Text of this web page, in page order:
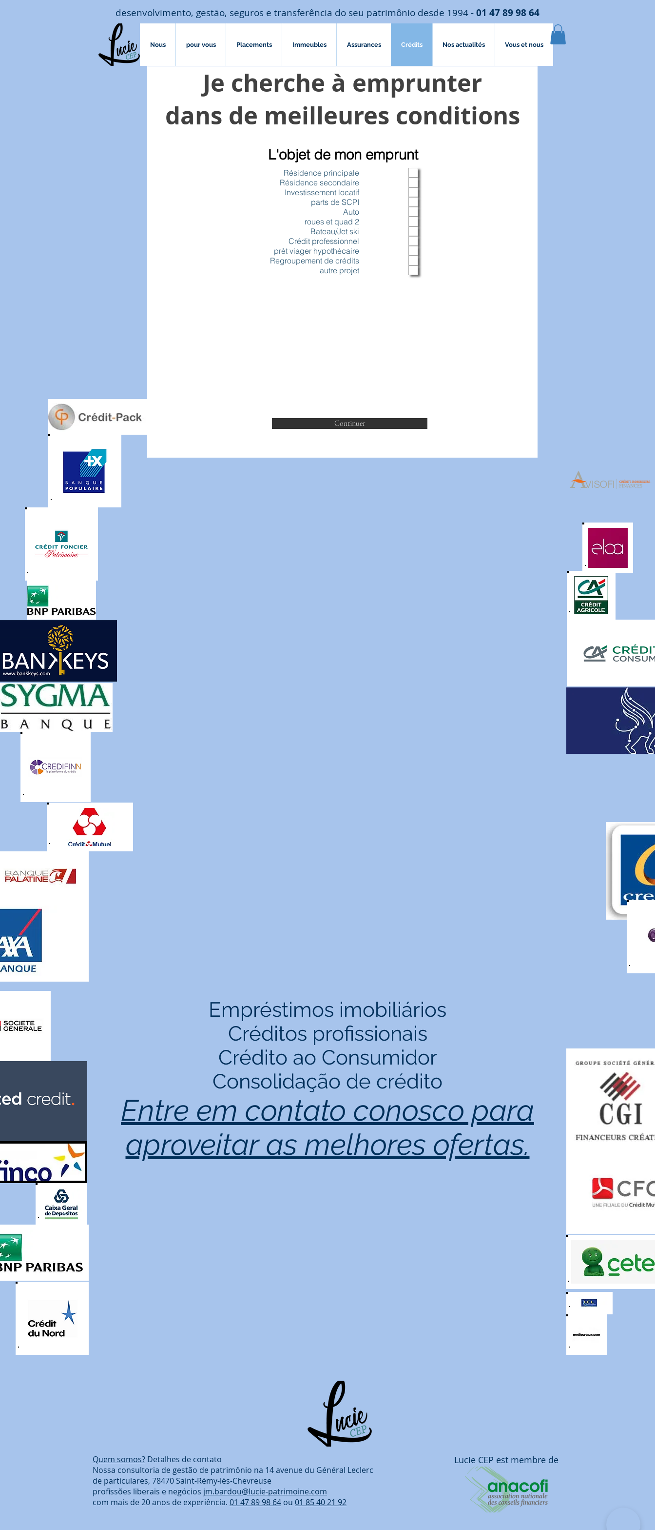
desenvolvimento, gestão, seguros e transferência do seu patrimônio desde 1994 -01 47 89 98 64
Nous pour vous Placements Immeubles Assurances Crédits Nos actualités Vous et nous
Je cherche à emprunter
dans de meilleures conditions
L'objet de mon emprunt
Résidence principale
Résidence secondaire
Investissement locatif
parts de SCPI
Auto
2 roues et quad
Bateau/Jet ski
Crédit professionnel
prêt viager hypothécaire
Regroupement de crédits
autre projet
Continuer
Empréstimos imobiliários
Créditos profissionais
Crédito ao Consumidor
Consolidação de crédito
Entre em contato conosco para
aproveitar as melhores ofertas.
Quem somos? Detalhes de contato
Nossa consultoria de gestão de patrimônio na 14 avenue du Général Leclerc
de particulares, 78470 Saint-Rémy-lès-Chevreuse
profissões liberais e negócios jm.bardou@lucie-patrimoine.com
com mais de 20 anos de experiência. 01 47 89 98 64 ou 01 85 40 21 92
Lucie CEP est membre de